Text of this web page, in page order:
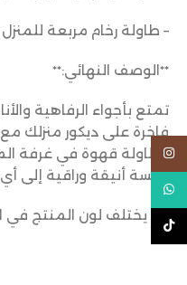
– طاولة رخام مربعة للمنزل
**الوصف النهائي:**
تمتع بأجواء الرفاهية
كطاولة قهوة في غرفة
لمسة أنيقة وراقية إلى
قد يختلف لون المنتج في
Instagram
TikTok